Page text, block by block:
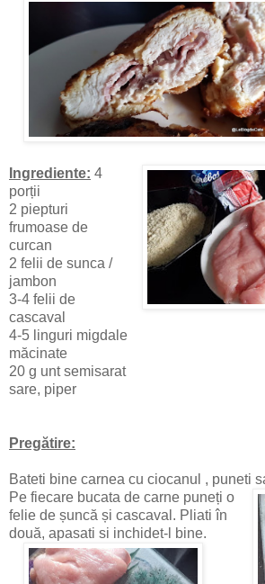
Ingrediente: 4
porții
2 piepturi
frumoase de
curcan
2 felii de sunca /
jambon
3-4 felii de
cascaval
4-5 linguri migdale
măcinate
20 g unt semisarat
sare, piper
Pregătire:
Bateti bine carnea cu ciocanul , puneti
Pe fiecare bucata de carne puneți o
felie de șuncă și cascaval. Pliati în
două, apasati si inchidet-l bine.